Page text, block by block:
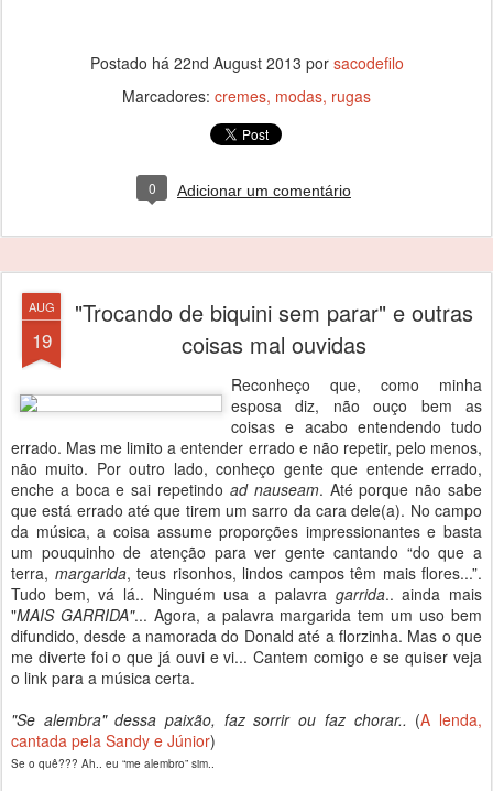
Postado há 22nd August 2013 por sacodefilo
Marcadores: cremes modas rugas
0 Adicionar um comentário
AUG
19
"Trocando de biquini sem parar" e outras
coisas mal ouvidas
Reconheço que, como minha
esposa diz, não ouço bem as
coisas e acabo entendendo tudo
errado. Mas me limito a entender errado e não repetir, pelo menos,
não muito. Por outro lado, conheço gente que entende errado,
enche a boca e sai repetindo ad nauseam. Até porque não sabe
que está errado até que tirem um sarro da cara dele(a). No campo
da música, a coisa assume proporções impressionantes e basta
um pouquinho de atenção para ver gente cantando “do que a
terra, margarida, teus risonhos, lindos campos têm mais flores...”.
Tudo bem, vá lá.. Ninguém usa a palavra garrida.. ainda mais
"MAIS GARRIDA"... Agora, a palavra margarida tem um uso bem
difundido, desde a namorada do Donald até a florzinha. Mas o que
me diverte foi o que já ouvi e vi... Cantem comigo e se quiser veja
o link para a música certa.
"Se alembra" dessa paixão, faz sorrir ou faz chorar.. (A lenda,
cantada pela Sandy e Júnior)
Se o quê??? Ah.. eu “me alembro” sim..